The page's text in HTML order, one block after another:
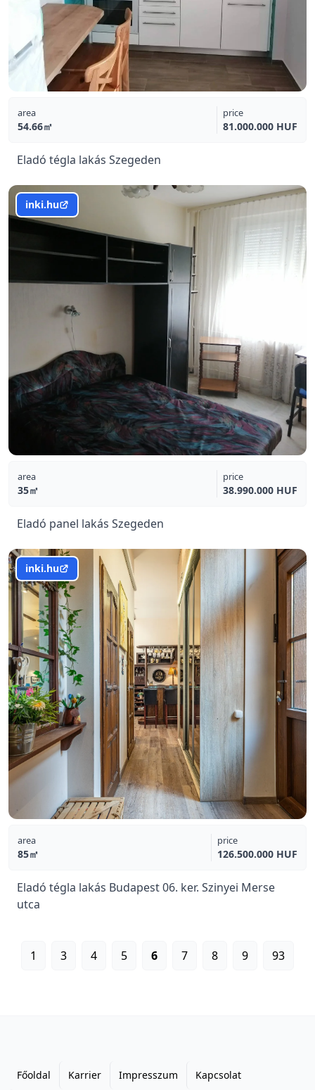
area
54.66㎡
price
81.000.000 HUF
Eladó tégla lakás Szegeden
inki.hu
area
35㎡
price
38.990.000 HUF
Eladó panel lakás Szegeden
inki.hu
area
85㎡
price
126.500.000 HUF
Eladó tégla lakás Budapest 06. ker. Szinyei Merse
utca
1 3 4 5 6 7 8 9 93
Főoldal Karrier Impresszum Kapcsolat